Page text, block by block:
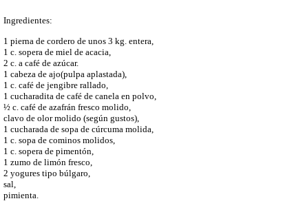
Ingredientes:
1 pierna de cordero de unos 3 kg. entera,
1 c. sopera de miel de acacia,
2 c. a café de azúcar.
1 cabeza de ajo(pulpa aplastada),
1 c. café de jengibre rallado,
1 cucharadita de café de canela en polvo,
½ c. café de azafrán fresco molido,
clavo de olor molido (según gustos),
1 cucharada de sopa de cúrcuma molida,
1 c. sopa de cominos molidos,
1 c. sopera de pimentón,
1 zumo de limón fresco,
2 yogures tipo búlgaro,
sal,
pimienta.